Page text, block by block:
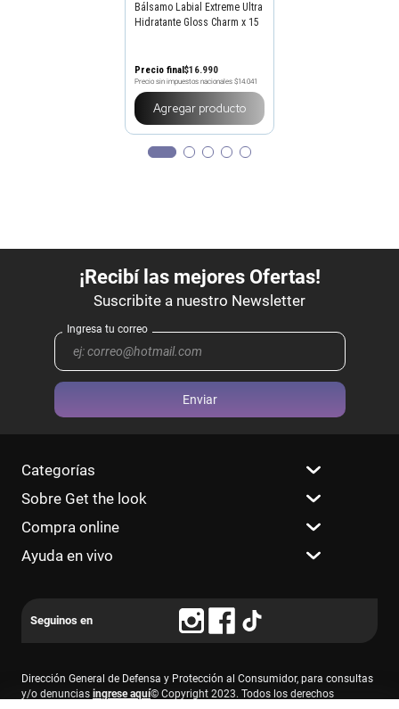
Bálsamo Labial Extreme Ultra
Hidratante Gloss Charm x 15
Precio final$16.990
Precio sin impuestos nacionales $14.041
Agregar producto
Enviar
Categorías
Sobre Get the look
Compra online
Ayuda en vivo
Dirección General de Defensa y Protección al Consumidor, para consultas
y/o denuncias ingrese aquí© Copyright 2023. Todos los derechos